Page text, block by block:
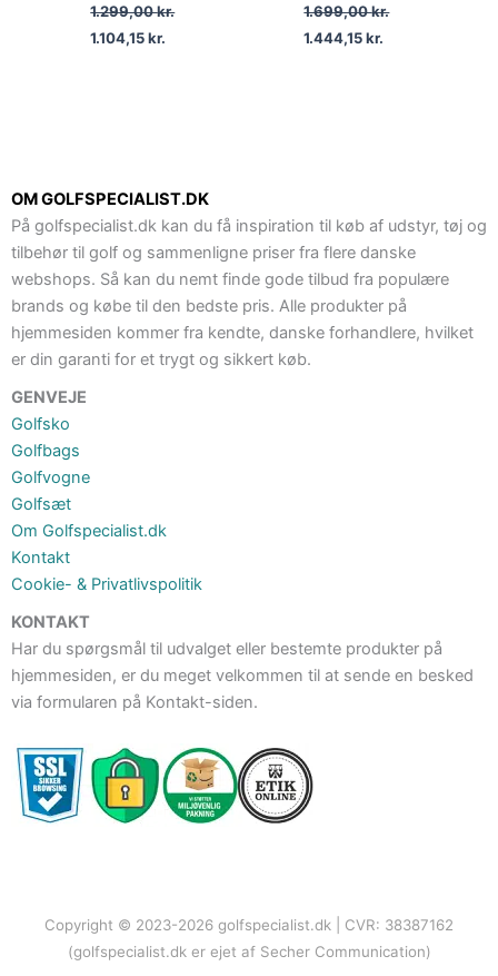
1.299,00kr.
1.104,15kr.
1.699,00kr.
1.444,15kr.
OM GOLFSPECIALIST.DK
På golfspecialist.dk kan du få inspiration til køb af udstyr, tøj og
tilbehør til golf og sammenligne priser fra flere danske
webshops. Så kan du nemt finde gode tilbud fra populære
brands og købe til den bedste pris. Alle produkter på
hjemmesiden kommer fra kendte, danske forhandlere, hvilket
er din garanti for et trygt og sikkert køb.
GENVEJE
Golfsko
Golfbags
Golfvogne
Golfsæt
Om Golfspecialist.dk
Kontakt
Cookie- & Privatlivspolitik
KONTAKT
Har du spørgsmål til udvalget eller bestemte produkter på
hjemmesiden, er du meget velkommen til at sende en besked
via formularen på Kontakt-siden.
Copyright © 2023-2026 golfspecialist.dk | CVR: 38387162
(golfspecialist.dk er ejet af Secher Communication)